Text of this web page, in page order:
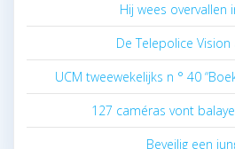
Hij wees overvallen
De Telepolice
UCM tweewekelijks n ° 40
127 caméras vont
Beveilig een